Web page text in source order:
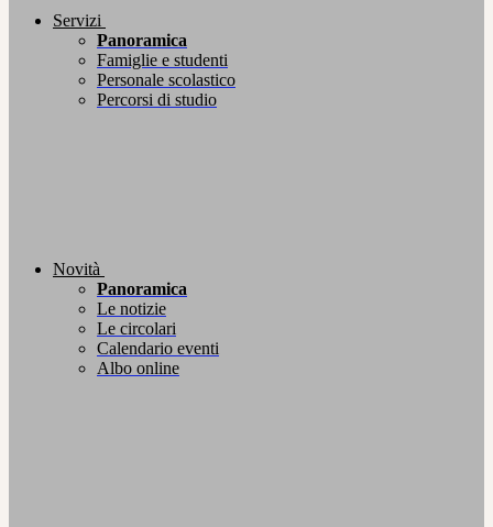
Servizi
Panoramica
Famiglie e studenti
Personale scolastico
Percorsi di studio
Novità
Panoramica
Le notizie
Le circolari
Calendario eventi
Albo online